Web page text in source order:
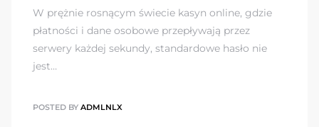
W prężnie rosnącym świecie kasyn online, gdzie
płatności i dane osobowe przepływają przez
serwery każdej sekundy, standardowe hasło nie
jest…
POSTED BY ADMLNLX